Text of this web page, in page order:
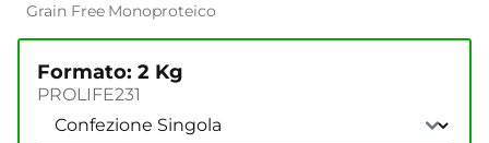
Grain Free Monoproteico
Formato: 2 Kg
PROLIFE231